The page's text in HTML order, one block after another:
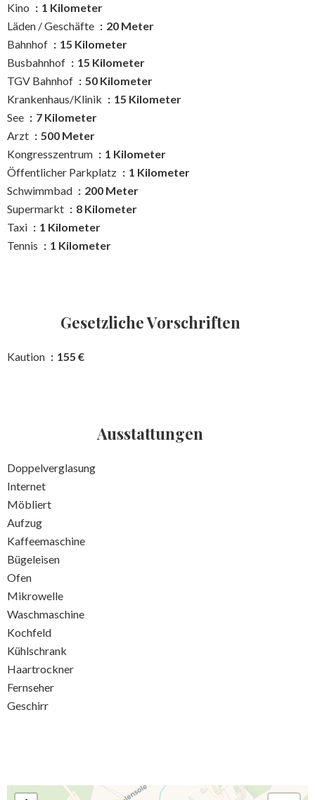
Kino
1 Kilometer
Läden / Geschäfte
20 Meter
Bahnhof
15 Kilometer
Busbahnhof
15 Kilometer
TGV Bahnhof
50 Kilometer
Krankenhaus/Klinik
15 Kilometer
See
7 Kilometer
Arzt
500 Meter
Kongresszentrum
1 Kilometer
Öffentlicher Parkplatz
1 Kilometer
Schwimmbad
200 Meter
Supermarkt
8 Kilometer
Taxi
1 Kilometer
Tennis
1 Kilometer
Gesetzliche Vorschriften
Kaution 155 €
Ausstattungen
Doppelverglasung
Internet
Möbliert
Aufzug
Kaffeemaschine
Bügeleisen
Ofen
Mikrowelle
Waschmaschine
Kochfeld
Kühlschrank
Haartrockner
Fernseher
Geschirr